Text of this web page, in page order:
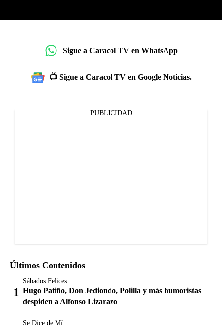
Sigue a Caracol TV en WhatsApp
📺 Sigue a Caracol TV en Google Noticias.
PUBLICIDAD
Últimos Contenidos
Sábados Felices
Hugo Patiño, Don Jediondo, Polilla y más humoristas
despiden a Alfonso Lizarazo
Se Dice de Mí